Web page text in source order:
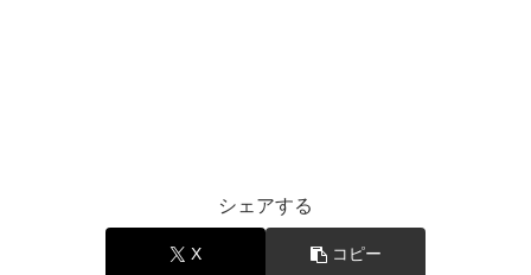
シェアする
X コピー